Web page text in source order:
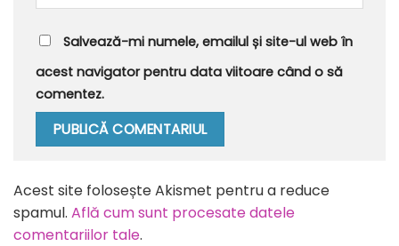
Salvează-mi numele, emailul și site-ul web în
acest navigator pentru data viitoare când o să
comentez.
Acest site folosește Akismet pentru a reduce
spamul. Află cum sunt procesate datele
comentariilor tale.